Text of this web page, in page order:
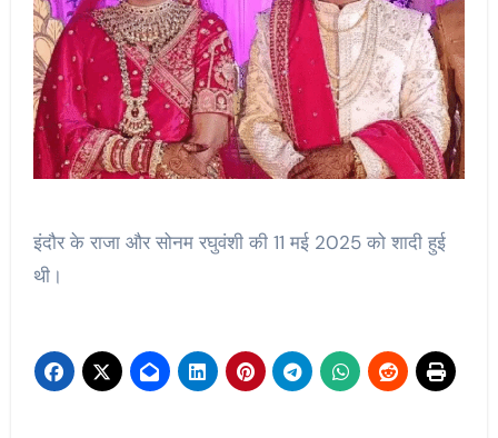
इंदौर के राजा और सोनम रघुवंशी की 11 मई 2025 को शादी हुई
थी।